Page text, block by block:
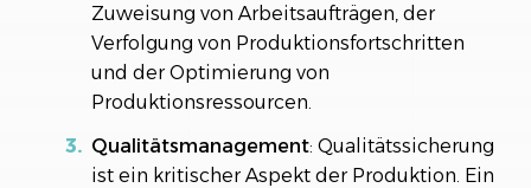
Zuweisung von Arbeitsaufträgen, der
Verfolgung von Produktionsfortschritten
und der Optimierung von
Produktionsressourcen.
Qualitätsmanagement: Qualitätssicherung
ist ein kritischer Aspekt der Produktion. Ein